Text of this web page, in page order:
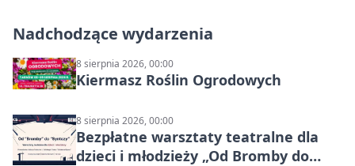
Nadchodzące wydarzenia
8 sierpnia 2026, 00:00
Kiermasz Roślin Ogrodowych
8 sierpnia 2026, 00:00
Bezpłatne warsztaty teatralne dla
dzieci i młodzieży „Od Bromby do